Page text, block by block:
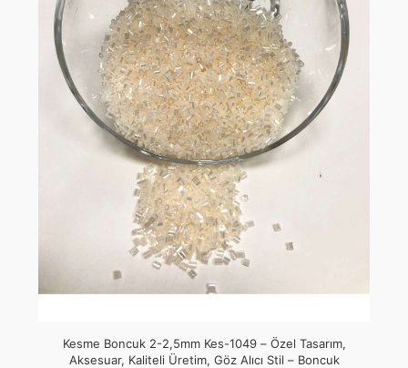
Kesme Boncuk 2-2,5mm Kes-1049 – Özel Tasarım,
Aksesuar, Kaliteli Üretim, Göz Alıcı Stil – Boncuk